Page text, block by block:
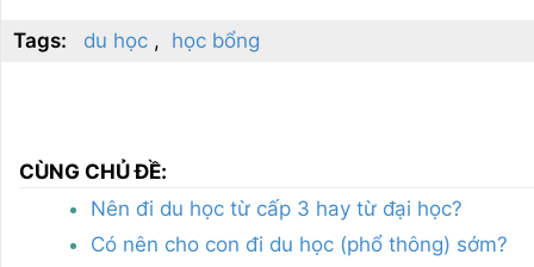
Tags: du học học bổng
CÙNG CHỦ ĐỀ:
Nên đi du học từ cấp 3 hay từ đại học?
Có nên cho con đi du học (phổ thông) sớm?